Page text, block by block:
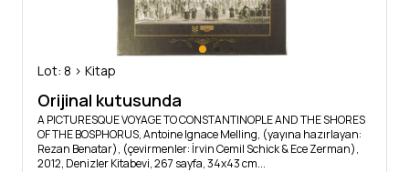
Lot: 8 > Kitap
Orijinal kutusunda
A PICTURESQUE VOYAGE TO CONSTANTINOPLE AND THE SHORES
OF THE BOSPHORUS, Antoine Ignace Melling, (yayına hazırlayan:
Rezan Benatar), (çevirmenler: İrvin Cemil Schick & Ece Zerman),
2012, Denizler Kitabevi, 267 sayfa, 34x43 cm...